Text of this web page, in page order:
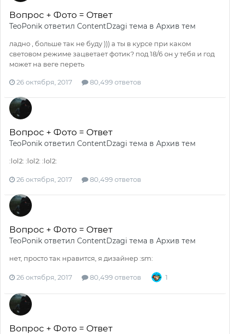
Вопрос + Фото = Ответ
TeoPonik ответил ContentDzagi тема в Архив тем
ладно , больше так не буду ))) а ты в курсе при каком
световом режиме зацветает фотик? под 18/6 он у тебя и год
может на веге переть
26 октября, 2017 80,499 ответов
Вопрос + Фото = Ответ
TeoPonik ответил ContentDzagi тема в Архив тем
:lol2: :lol2: :lol2:
26 октября, 2017 80,499 ответов
Вопрос + Фото = Ответ
TeoPonik ответил ContentDzagi тема в Архив тем
нет, просто так нравится, я дизайнер :sm:
26 октября, 2017 80,499 ответов 1
Вопрос + Фото = Ответ